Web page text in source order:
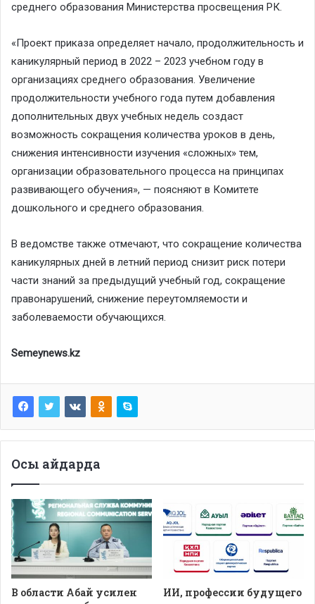
среднего образования Министерства просвещения РК.
«Проект приказа определяет начало, продолжительность и
каникулярный период в 2022 – 2023 учебном году в
организациях среднего образования. Увеличение
продолжительности учебного года путем добавления
дополнительных двух учебных недель создаст
возможность сокращения количества уроков в день,
снижения интенсивности изучения «сложных» тем,
организации образовательного процесса на принципах
развивающего обучения», — поясняют в Комитете
дошкольного и среднего образования.
В ведомстве также отмечают, что сокращение количества
каникулярных дней в летний период снизит риск потери
части знаний за предыдущий учебный год, сокращение
правонарушений, снижение переутомляемости и
заболеваемости обучающихся.
Semeynews.kz
Осы айдарда
В области Абай усилен
ИИ, профессии будущего